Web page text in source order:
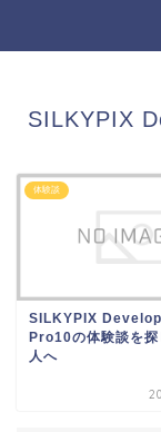
SILKYPIX
体験談
SILKYPIX
Pro10の体験談を探
人へ